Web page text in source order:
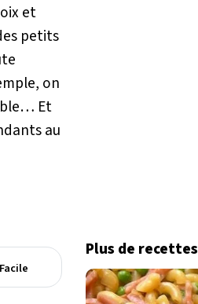
et
petits
on
Et
au
Facile
Plus de recettes